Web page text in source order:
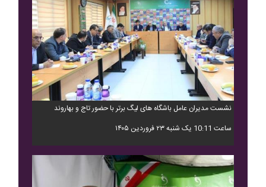
نشست مدیران عامل باشگاه های لیگ برتر با حضور تاج و بهاروند
ساعت 10:11 یک شنبه ۲۳ فروردین ۱۴۰۵